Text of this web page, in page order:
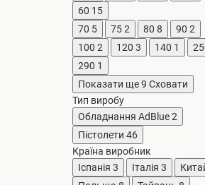
60 15
70 5 752 80 8 90 2
100 2 120 3 140 1
290 1
Показати ще 9 Сховати
Тип виробу
Обладнання AdBlue2
Пістолети 46
Країна виробник
Іспанія 3 Італія 3